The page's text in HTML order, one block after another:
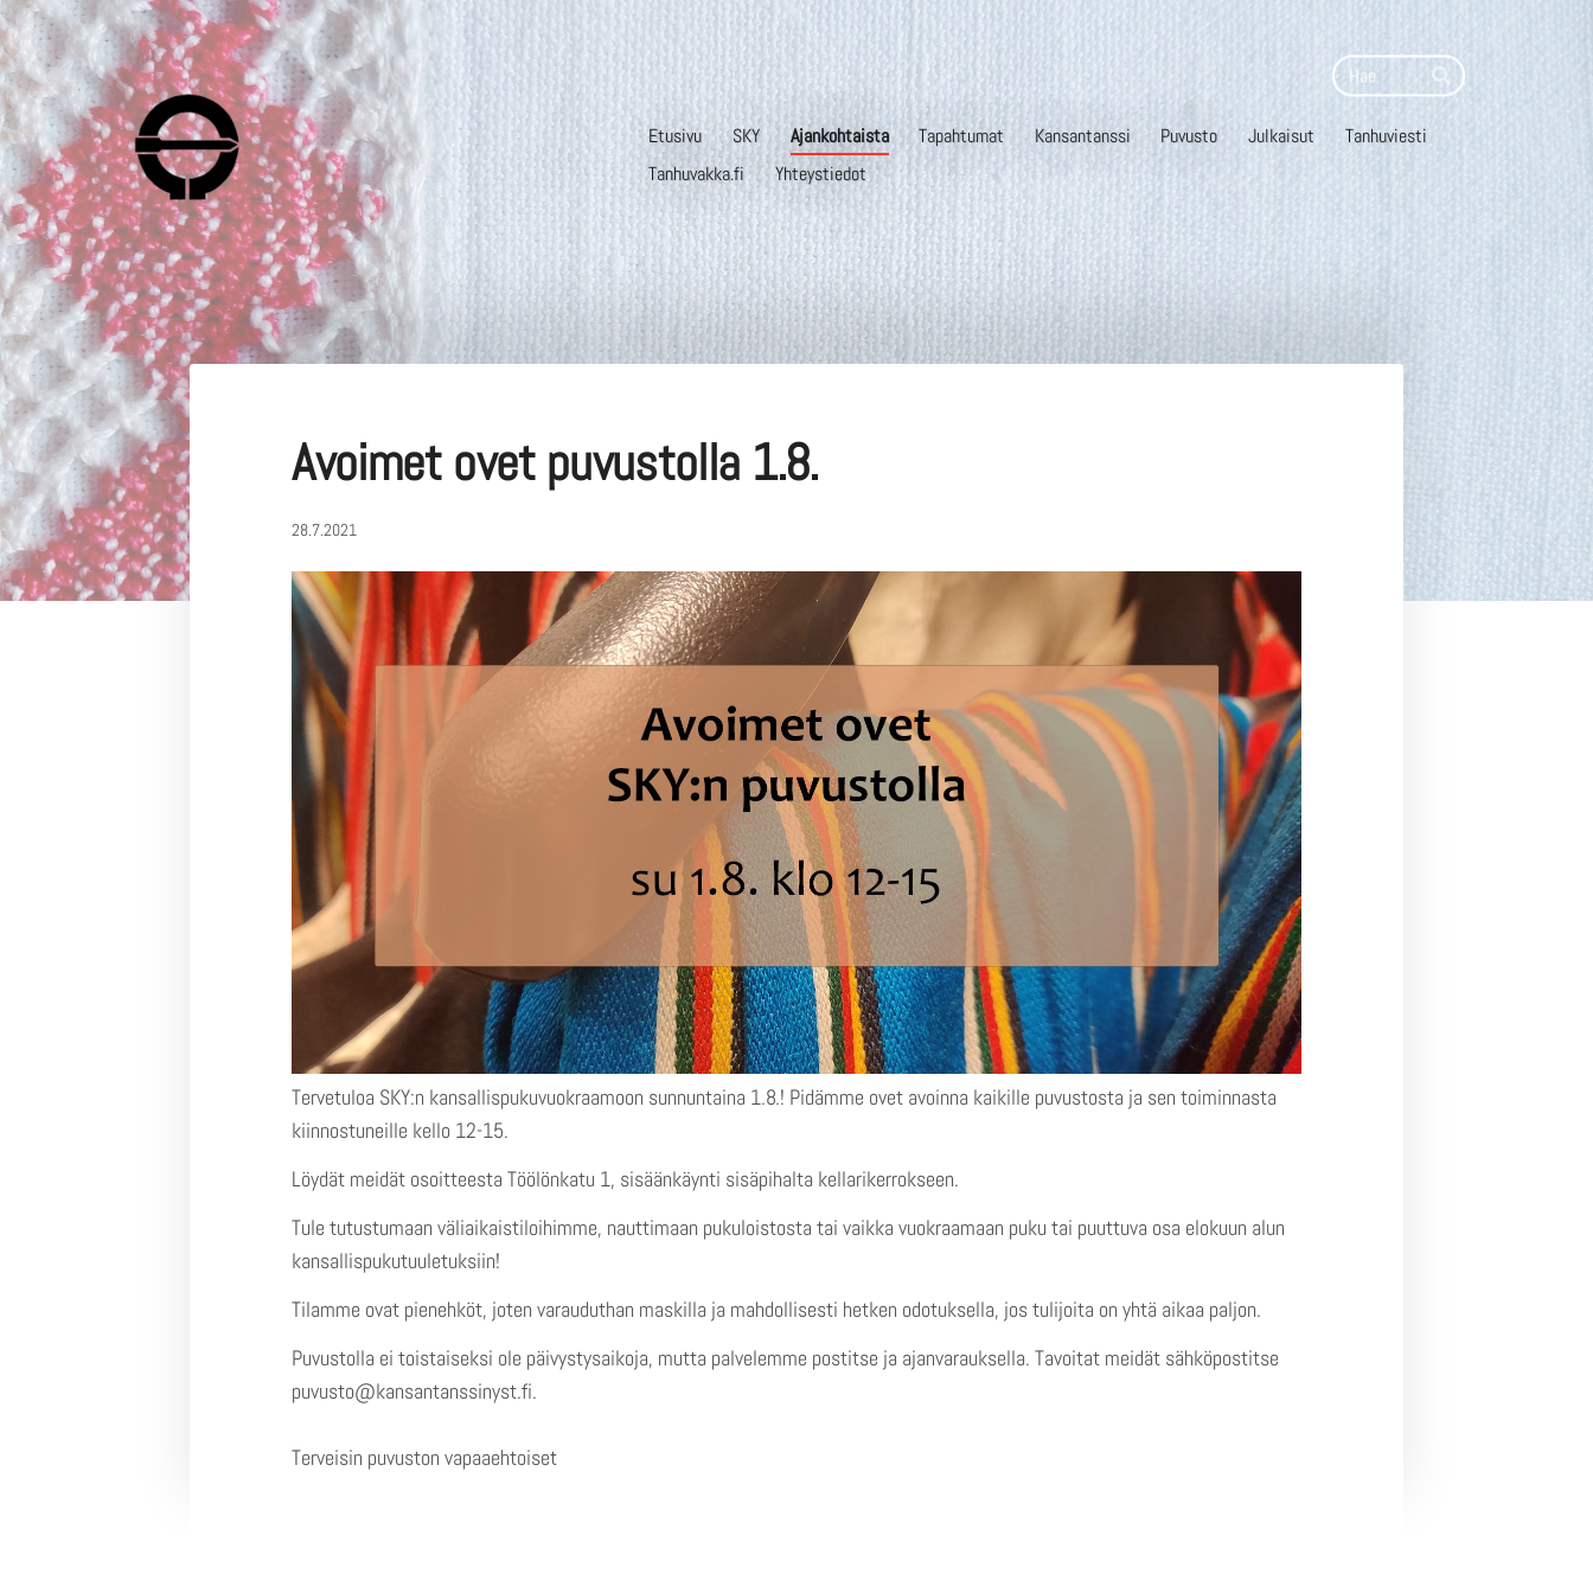
Siirry
sivun
sisältöön
Haku
Hae
Suomalaisen Kansantanssin Ystävät ry
Etusivu SKY Ajankohtaista Tapahtumat Kansantanssi Puvusto Julkaisut
Tanhuviesti
Tanhuvakka.fi
Yhteystiedot
Avoimet ovet puvustolla 1.8.
28.7.2021
Tervetuloa SKY:n kansallispukuvuokraamoon sunnuntaina 1.8.! Pidämme ovet avoinna kaikille puvustosta ja sen toiminnasta
kiinnostuneille kello 12-15.
Löydät meidät osoitteesta Töölönkatu 1, sisäänkäynti sisäpihalta kellarikerrokseen.
Tule tutustumaan väliaikaistiloihimme, nauttimaan pukuloistosta tai vaikka vuokraamaan puku tai puuttuva osa elokuun alun
kansallispukutuuletuksiin!
Tilamme ovat pienehköt, joten varauduthan maskilla ja mahdollisesti hetken odotuksella, jos tulijoita on yhtä aikaa paljon.
Puvustolla ei toistaiseksi ole päivystysaikoja, mutta palvelemme postitse ja ajanvarauksella. Tavoitat meidät sähköpostitse
puvusto@kansantanssinyst.fi.
Terveisin puvuston vapaaehtoiset